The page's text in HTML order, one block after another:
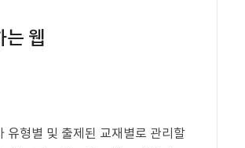
는 웹
유형별 및 출제된 교재별로 관리할